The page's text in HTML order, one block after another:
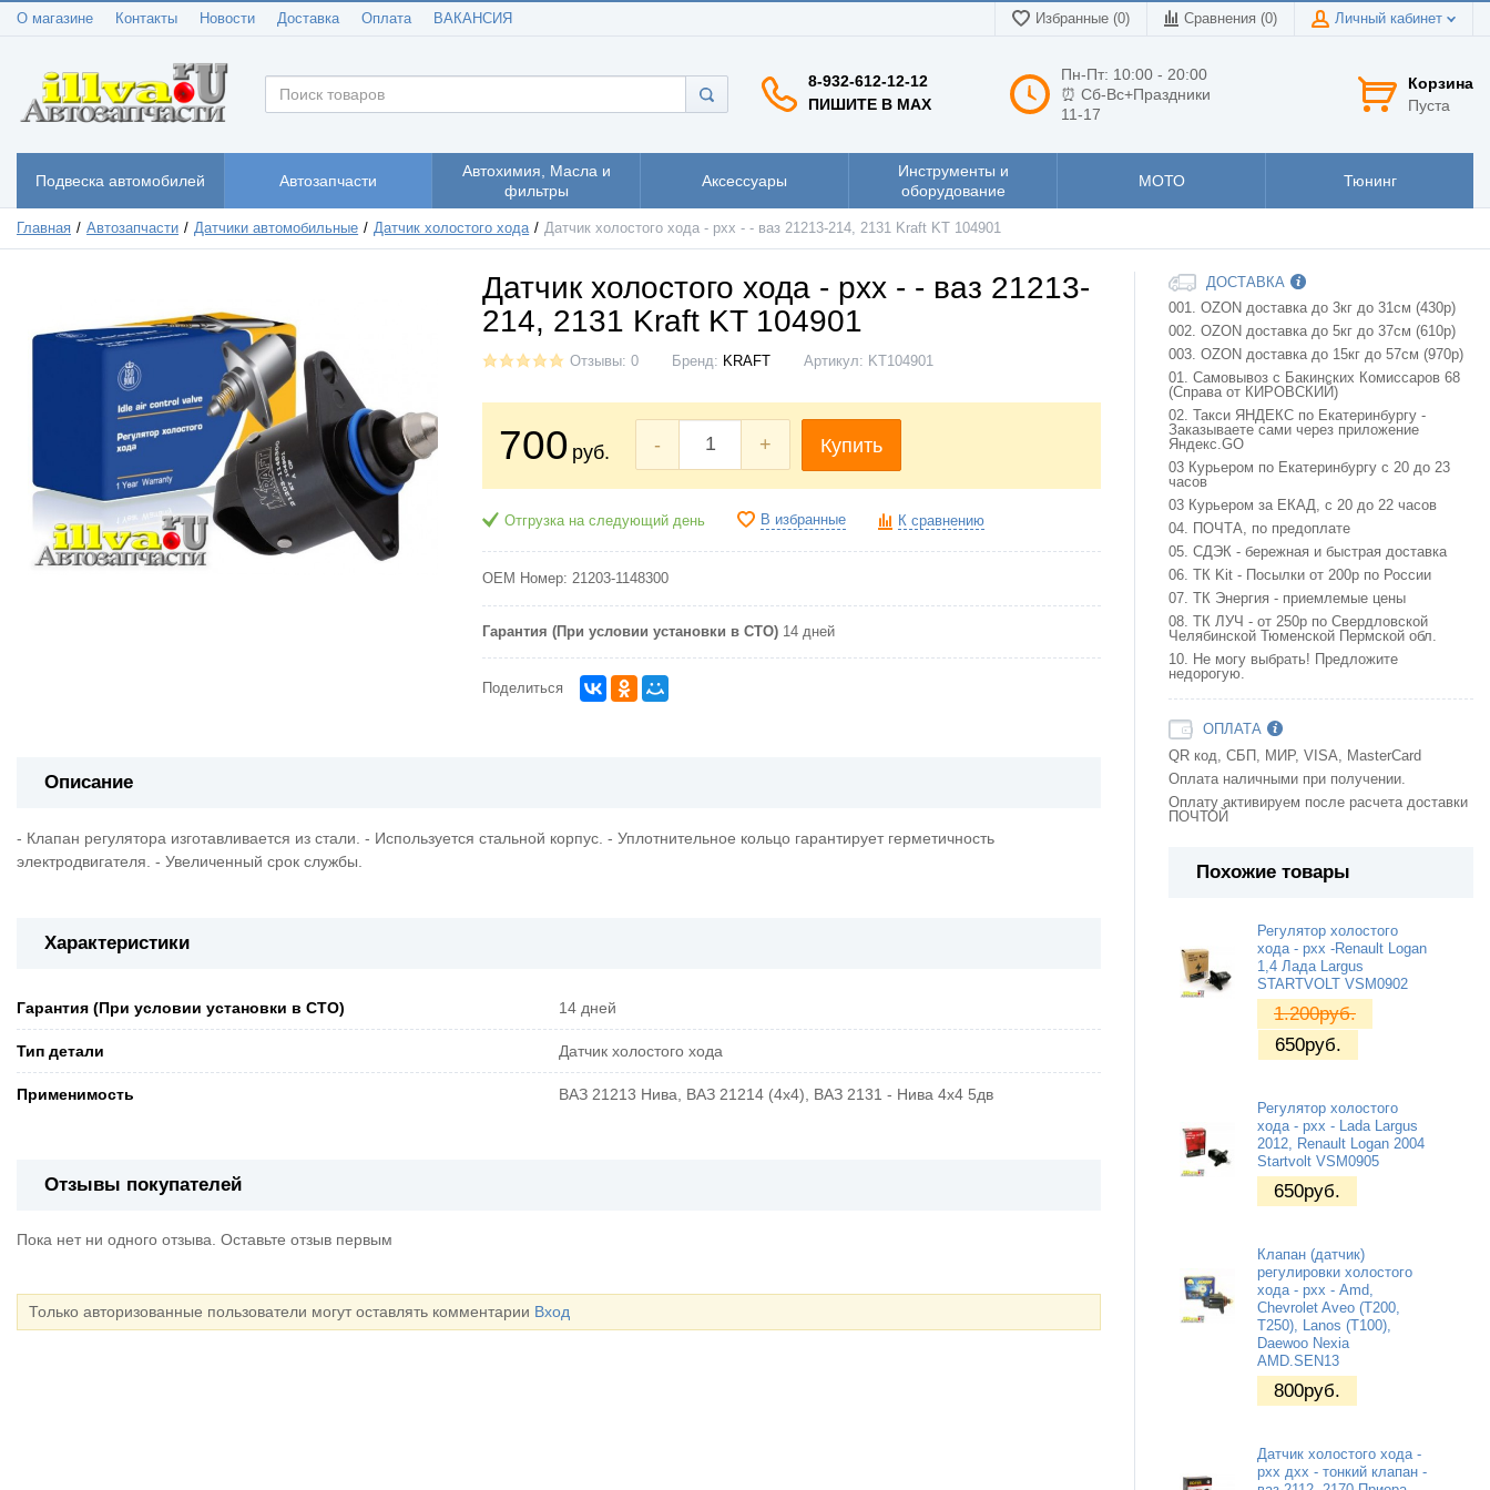
О магазине Контакты Новости Доставка Оплата ВАКАНСИЯ Избранные (0) Сравнения (0) Личный кабинет
8-932-612-12-12
ПИШИТЕ В MAX
Пн-Пт: 10:00 - 20:00
⏰ Сб-Вс+Праздники
11-17
Корзина
Пуста
Подвеска автомобилей Автозапчасти
Автохимия, Масла и
фильтры
Аксессуары
Инструменты и
оборудование
МОТО Тюнинг
Главная Автозапчасти Датчики автомобильные Датчик холостого хода Датчик холостого хода - рхх - - ваз 21213-214, 2131 Kraft KT 104901
Датчик холостого хода - рхх - - ваз 21213-
214, 2131 Kraft KT 104901
Отзывы: 0 Бренд: KRAFT Артикул: KT104901
700 руб. - + Купить
Отгрузка на следующий день В избранные К сравнению
OEM Номер: 21203-1148300
Гарантия (При условии установки в СТО) 14 дней
Поделиться
Описание
- Клапан регулятора изготавливается из стали. - Используется стальной корпус. - Уплотнительное кольцо гарантирует герметичность
электродвигателя. - Увеличенный срок службы.
Характеристики
Гарантия (При условии установки в СТО) 14 дней
Тип детали Датчик холостого хода
Применимость ВАЗ 21213 Нива, ВАЗ 21214 (4x4), ВАЗ 2131 - Нива 4х4 5дв
Отзывы покупателей
Пока нет ни одного отзыва. Оставьте отзыв первым
Только авторизованные пользователи могут оставлять комментарии Вход
ДОСТАВКА
001. OZON доставка до 3кг до 31см (430р)
002. OZON доставка до 5кг до 37см (610р)
003. OZON доставка до 15кг до 57см (970р)
01. Самовывоз с Бакинских Комиссаров 68
(Справа от КИРОВСКИЙ)
02. Такси ЯНДЕКС по Екатеринбургу -
Заказываете сами через приложение
Яндекс.GO
03 Курьером по Екатеринбургу с 20 до 23
часов
03 Курьером за ЕКАД, с 20 до 22 часов
04. ПОЧТА, по предоплате
05. СДЭК - бережная и быстрая доставка
06. ТК Kit - Посылки от 200р по России
07. ТК Энергия - приемлемые цены
08. ТК ЛУЧ - от 250р по Свердловской
Челябинской Тюменской Пермской обл.
10. Не могу выбрать! Предложите
недорогую.
ОПЛАТА
QR код, СБП, МИР, VISA, MasterCard
Оплата наличными при получении.
Оплату активируем после расчета доставки
ПОЧТОЙ
Похожие товары
Регулятор холостого
хода - рхх -Renault Logan
1,4 Лада Largus
STARTVOLT VSM0902
1.200руб.
650руб.
Регулятор холостого
хода - рхх - Lada Largus
2012, Renault Logan 2004
Startvolt VSM0905
650руб.
Клапан (датчик)
регулировки холостого
хода - рхх - Amd,
Chevrolet Aveo (T200,
T250), Lanos (T100),
Daewoo Nexia
AMD.SEN13
800руб.
Датчик холостого хода -
рхх дхх - тонкий клапан -